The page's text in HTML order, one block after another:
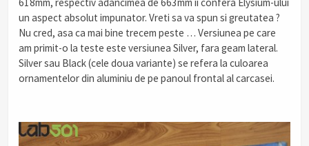
un aspect absolut impunator. Vreti sa va spun si greutatea ?
Nu cred, asa ca mai bine trecem peste … Versiunea pe care
am primit-o la teste este versiunea Silver, fara geam lateral.
Silver sau Black (cele doua variante) se refera la culoarea
ornamentelor din aluminiu de pe panoul frontal al carcasei.